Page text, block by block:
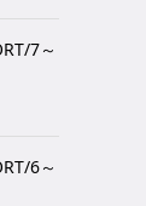
7～
6～